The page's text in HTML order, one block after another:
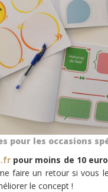
pour les occasions
pour moins de 10
faire un retour si vous
le concept !